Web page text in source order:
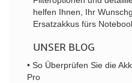
helfen Ihnen, Ihr
Ersatzakkus fürs
UNSER BLOG
• So Überprüfen Sie die
Pro